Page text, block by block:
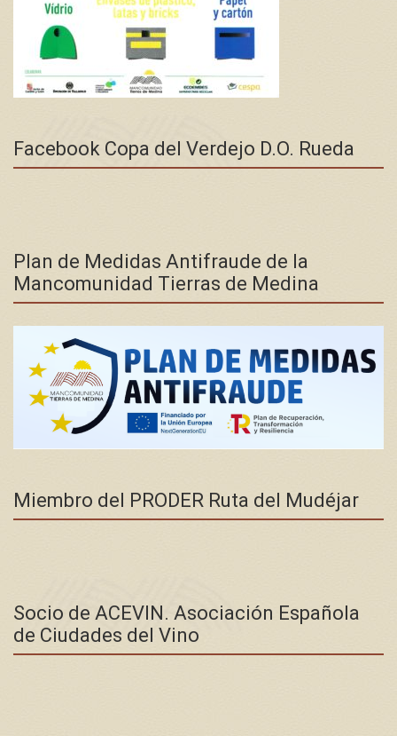
Facebook Copa del Verdejo D.O. Rueda
Plan de Medidas Antifraude de la
Mancomunidad Tierras de Medina
Miembro del PRODER Ruta del Mudéjar
Socio de ACEVIN. Asociación Española
de Ciudades del Vino